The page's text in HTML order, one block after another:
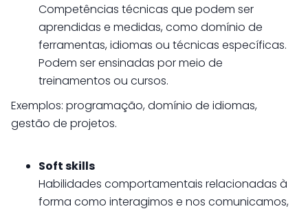
Competências técnicas que podem ser
aprendidas e medidas, como domínio de
ferramentas, idiomas ou técnicas específicas.
Podem ser ensinadas por meio de
treinamentos ou cursos.
Exemplos: programação, domínio de idiomas,
gestão de projetos.
Soft skills
Habilidades comportamentais relacionadas à
forma como interagimos e nos comunicamos,